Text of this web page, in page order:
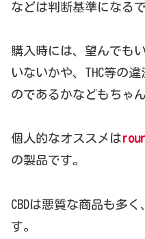
などは判断基準になるで
購入時には、望んでも
いないかや、THC等の
のであるかなどもちゃ
個人的なオススメは
の製品です。
CBDは悪質な商品も多
す。